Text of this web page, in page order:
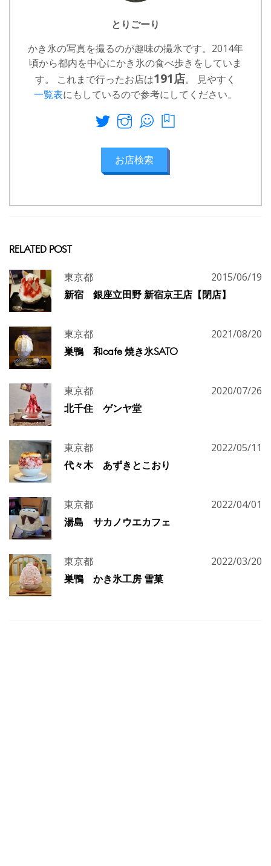
とりごーり
かき氷の写真を撮るのが趣味の撮氷です。2014年
頃から都内を中心にかき氷の食べ歩きをしていま
す。 これまで行ったお店は191店。 見やすく
一覧表にもしているので参考にしてください。
お店検索
RELATED POST
東京都 2015/06/19
新宿 銀座立田野 新宿京王店【閉店】
東京都 2021/08/20
巣鴨 和cafe 焼き氷SATO
東京都 2020/07/26
北千住 ゲンヤ堂
東京都 2022/05/11
代々木 あずきとこおり
東京都 2022/04/01
湯島 サカノウエカフェ
東京都 2022/03/20
巣鴨 かき氷工房 雪菓